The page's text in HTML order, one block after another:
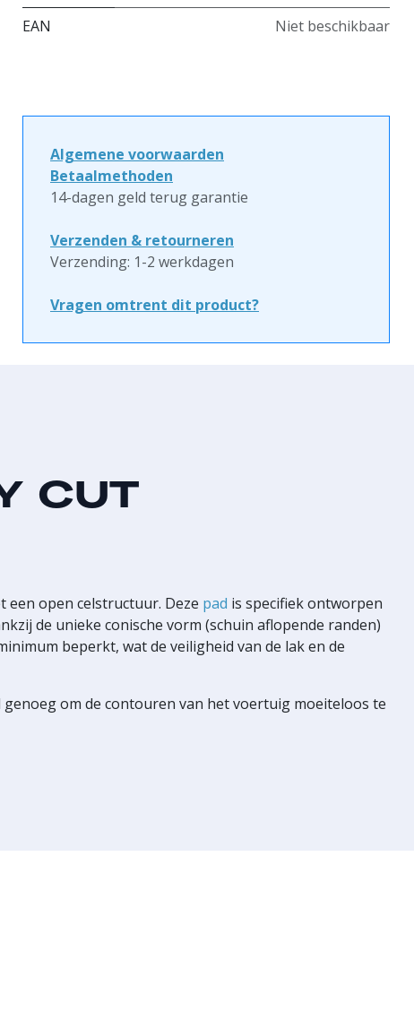
EAN
Niet beschikbaar
Algemene voorwaarden
Betaalmethoden
14-dagen geld terug garantie
Verzenden & retourneren
Verzending: 1-2 werkdagen
Vragen omtrent dit product?
CUT
een open celstructuur. Deze pad is specifiek ontworpen
de unieke conische vorm (schuin aflopende randen)
beperkt, wat de veiligheid van de lak en de
om de contouren van het voertuig moeiteloos te